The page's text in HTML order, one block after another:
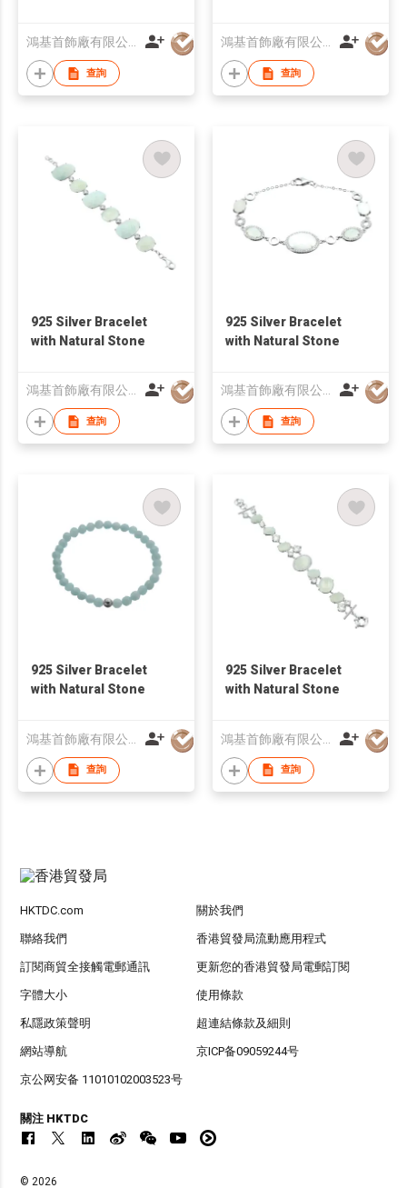
查詢 查詢
925 Silver Bracelet
with Natural Stone
鴻基首飾廠有限公司
查詢
925 Silver Bracelet
with Natural Stone
鴻基首飾廠有限公司
查詢
925 Silver Bracelet
with Natural Stone
查詢
925 Silver Bracelet
with Natural Stone
查詢
HKTDC.com 關於我們
聯絡我們 香港貿發局流動應用程式
訂閱商貿全接觸電郵通訊 更新您的香港貿發局電郵訂閱
字體大小 使用條款
私隱政策聲明 超連結條款及細則
網站導航 京ICP备09059244号
京公网安备 11010102003523号
關注 HKTDC
© 2026